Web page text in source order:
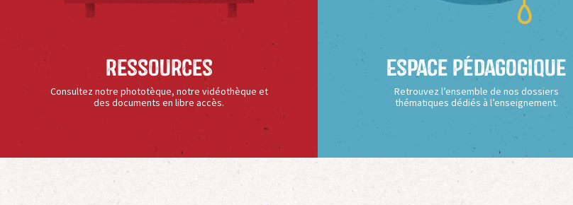
Ressources
Consultez notre phototèque, notre vidéothèque et
des documents en libre accès.
Espace Pédagogique
Retrouvez l’ensemble de nos dossiers
thématiques dédiés à l’enseignement.